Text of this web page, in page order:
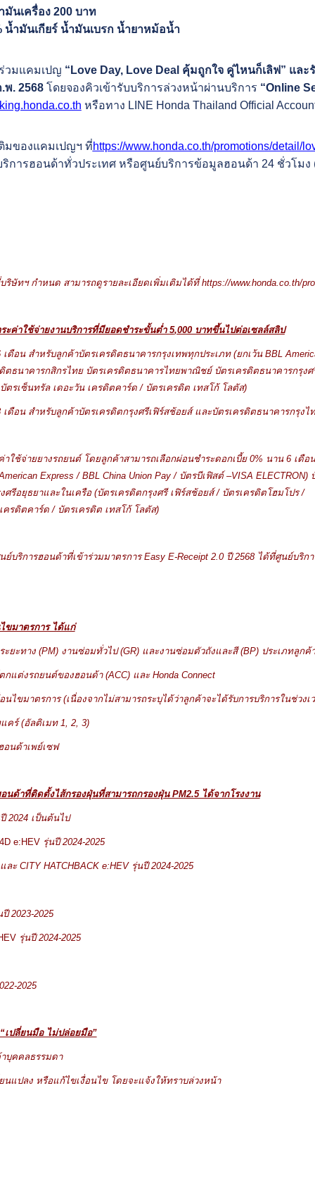
นเครื่อง 200 บาท
น้ำมันเกียร์ น้ำมันเบรก น้ำยาหม้อน้ำ
วมแคมเปญ “ Love Day, Love Deal คุ้มถูกใจ คู่ไหนก็เลิฟ” และ
.พ. 2568 โดยจองคิวเข้ารับบริการล่วงหน้าผ่านบริการ “Online
หรือทาง LINE Honda Thailand Official
มของแคมเปญฯ ที่https://www.honda.co.th/promotions/detail/
การฮอนด้าทั่วประเทศ หรือศูนย์บริการข้อมูลฮอนด้า 24 ชั่วโมง
ริษัทฯ กำหนดสามารถดูรายละเอียดเพิ่มเติมได้ที่https://www.honda.co.th/
ะค่าใช้จ่ายงานบริการที่มียอดชำระขั้นต่ำ 5,000 บาทขึ้นไปต่อเซลล์สลิป
เดือนสำหรับลูกค้าบัตรเครดิตธนาคารกรุงเทพทุกประเภท (ยกเว้น BBL
ดิตธนาคารกสิกรไทย บัตรเครดิตธนาคารไทยพาณิชย์ บัตรเครดิตธนาคารกรุงศ
ตรเซ็นทรัล เดอะวัน เครดิตคาร์ด / บัตรเครดิต เทสโก้ โลตัส)
เดือน สำหรับลูกค้าบัตรเครดิตกรุงศรีเฟิร์สช้อยส์ และบัตรเครดิตธนาคารกรุงไ
าใช้จ่ายยางรถยนต์ โดยลูกค้าสามารถเลือกผ่อนชำระดอกเบี้ย 0% นาน 6 เดือ
Express / BBL China Union Pay / บัตรบีเฟิสต์ –VISA
ศรีอยุธยาและในเครือ (บัตรเครดิตกรุงศรี เฟิร์สช้อยส์ / บัตรเครดิตโฮมโปร /
ครดิตคาร์ด / บัตรเครดิต เทสโก้ โลตัส)
ย์บริการฮอนด้าที่เข้าร่วมมาตรการEasy E-Receipt 2.0 ปี 2568 ได้ที่ศูนย์บริก
ขมาตรการ ได้แก่
ยะทาง (PM) งานซ่อมทั่วไป (GR) และงานซ่อมตัวถังและสี (BP) ประเภทลูกค้
แต่งรถยนต์ของฮอนด้า (ACC) และ Honda Connect
นไขมาตรการ(เนื่องจากไม่สามารถระบุได้ว่าลูกค้าจะได้รับการบริการในช่วง
คร์ (อัลติเมท 1, 2, 3)
อนด้าเพย์เซฟ
นด้าที่ติดตั้งไส้กรองฝุ่นที่สามารถกรองฝุ่น PM2.5 ได้จากโรงงาน
2024 เป็นต้นไป
e:HEVรุ่นปี2024-2025
และ CITY HATCHBACK e:HEV รุ่นปี 2024-2025
2023-2025
รุ่นปี2024-2025
2025
เปลี่ยนมือ ไม่ปล่อยมือ”
บุคคลธรรมดา
นแปลง หรือแก้ไขเงื่อนไข โดยจะแจ้งให้ทราบล่วงหน้า